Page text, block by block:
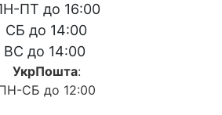
ПТ до 16:00
СБ до 14:00
ВС до 14:00
УкрПошта:
СБ до 12:00